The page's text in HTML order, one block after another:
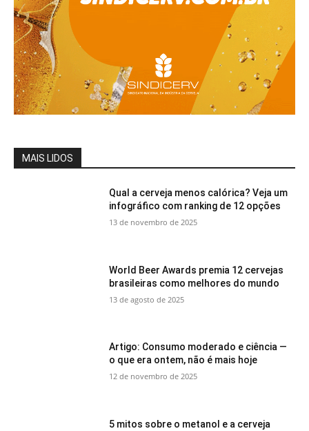
MAIS LIDOS
Qual a cerveja menos calórica? Veja um
infográfico com ranking de 12 opções
13 de novembro de 2025
World Beer Awards premia 12 cervejas
brasileiras como melhores do mundo
13 de agosto de 2025
Artigo: Consumo moderado e ciência —
o que era ontem, não é mais hoje
12 de novembro de 2025
5 mitos sobre o metanol e a cerveja